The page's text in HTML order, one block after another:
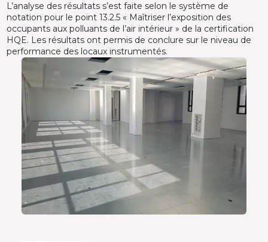
L’analyse des résultats s’est faite selon le système de
notation pour le point 13.2.5 « Maîtriser l’exposition des
occupants aux polluants de l’air intérieur » de la certification
HQE. Les résultats ont permis de conclure sur le niveau de
performance des locaux instrumentés.